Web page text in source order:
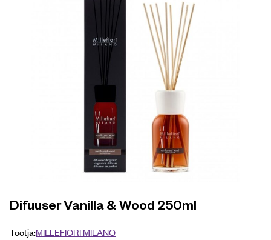
Difuuser Vanilla & Wood 250ml
Tootja:MILLEFIORI MILANO